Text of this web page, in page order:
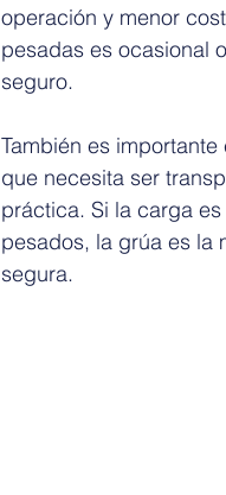
operación y menor
pesadas es ocasional
seguro.
También es
que necesita ser
práctica. Si la carga
pesados, la grúa es la
segura.